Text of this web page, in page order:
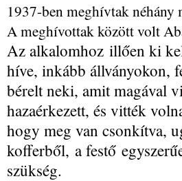
1937-ben meghívtak néhány
A meghívottak között volt
Az alkalomhoz illően ki
híve, inkább állványokon,
bérelt neki, amit magával
hazaérkezett, és vitték
hogy meg van csonkítva,
kofferből, a festő
szükség.